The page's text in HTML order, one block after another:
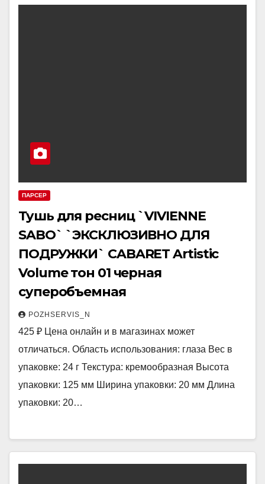
ПАРСЕР
Тушь для ресниц `VIVIENNE
SABO` `ЭКСКЛЮЗИВНО ДЛЯ
ПОДРУЖКИ` CABARET Artistic
Volume тон 01 черная
суперобъемная
POZHSERVIS_N
425 ₽ Цена онлайн и в магазинах может
отличаться. Область использования: глаза Вес в
упаковке: 24 г Текстура: кремообразная Высота
упаковки: 125 мм Ширина упаковки: 20 мм Длина
упаковки: 20…